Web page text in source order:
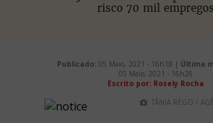
risco 70 mil empregos
Publicado: 05 Maio, 2021 - 16h18 | Última
05 Maio, 2021 - 16h26
Escrito por: Rosely Rocha
TÂNIA REGO /